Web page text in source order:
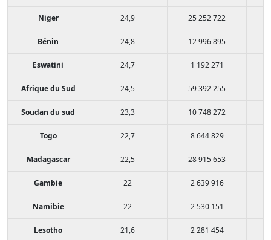
Niger 24,9 25 252 722
Bénin 24,8 12 996 895
Eswatini 24,7 1 192 271
Afrique du Sud 24,5 59 392 255
Soudan du sud 23,3 10 748 272
Togo 22,7 8 644 829
Madagascar 22,5 28 915 653
Gambie 22 2 639 916
Namibie 22 2 530 151
Lesotho 21,6 2 281 454